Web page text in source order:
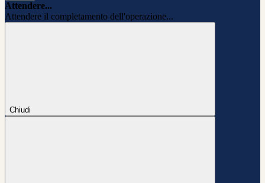
Attendere...
Attendere il completamento dell'operazione...
Chiudi